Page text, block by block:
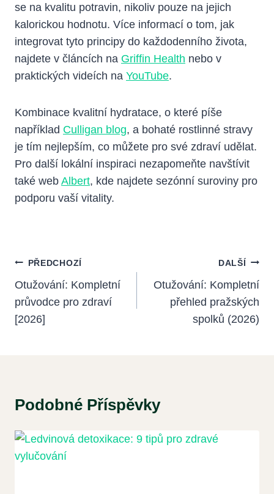
se na kvalitu potravin, nikoliv pouze na jejich
kalorickou hodnotu. Více informací o tom, jak
integrovat tyto principy do každodenního života,
najdete v článcích na Griffin Health nebo v
praktických videích na YouTube.
Kombinace kvalitní hydratace, o které píše
například Culligan blog, a bohaté rostlinné stravy
je tím nejlepším, co můžete pro své zdraví udělat.
Pro další lokální inspiraci nezapomeňte navštívit
také web Albert, kde najdete sezónní suroviny pro
podporu vaší vitality.
Navigace
Pro
Příspěvek
PŘEDCHOZÍ
Otužování: Kompletní
průvodce pro zdraví
[2026]
DALŠÍ
Otužování: Kompletní
přehled pražských
spolků (2026)
Podobné Příspěvky